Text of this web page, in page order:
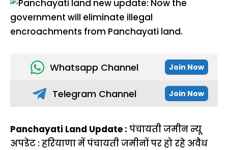
Whatsapp Channel Join Now
Telegram Channel Join Now
Panchayati Land Update : पंचायती जमीन न्यू
अपडेट : हरियाणा में पंचायती जमीनों पर हो रहे अवैध